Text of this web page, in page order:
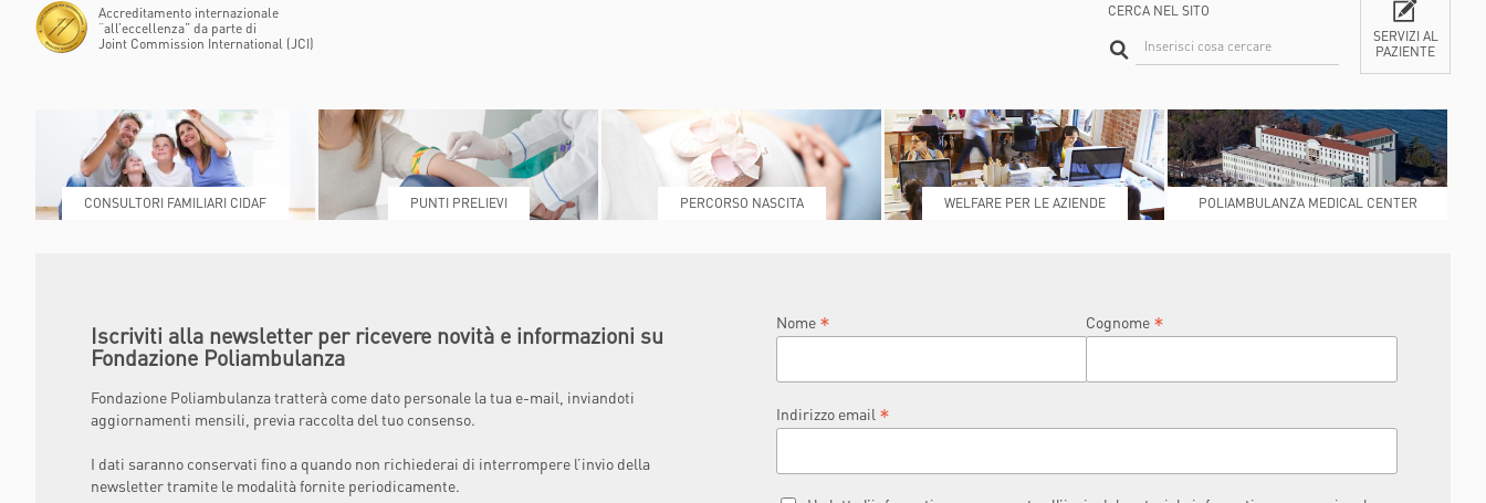
Accreditamento internazionale
“all’eccellenza” da parte di
Joint Commission International (JCI)
SERVIZI AL
PAZIENTE
CONTATTI
CERCA NEL SITO
CONSULTORI FAMILIARI CIDAF PUNTI PRELIEVI PERCORSO NASCITA WELFARE PER LE AZIENDE
POLIAMBULANZA MEDICAL CENTER
Iscriviti alla newsletter per ricevere novità e informazioni su
Fondazione Poliambulanza
Fondazione Poliambulanza tratterà come dato personale la tua e-mail, inviandoti
aggiornamenti mensili, previa raccolta del tuo consenso.
I dati saranno conservati fino a quando non richiederai di interrompere l’invio della
newsletter tramite le modalità fornite periodicamente.
Nome * Cognome *
Indirizzo email *